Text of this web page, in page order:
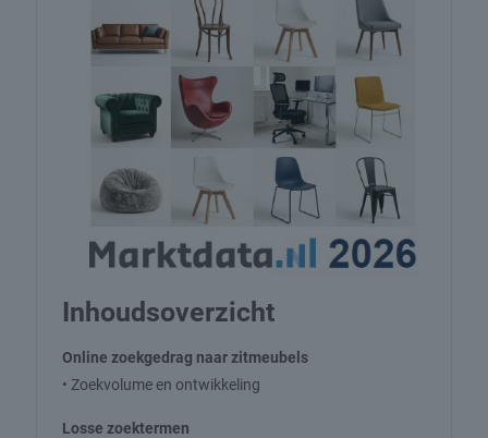
Inhoudsoverzicht
Online zoekgedrag naar zitmeubels
• Zoekvolume en ontwikkeling
Losse zoektermen